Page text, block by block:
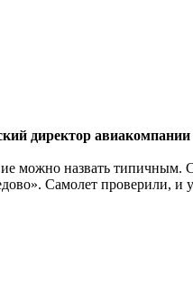
директор
можно назвать типичным.
Самолет проверили, и